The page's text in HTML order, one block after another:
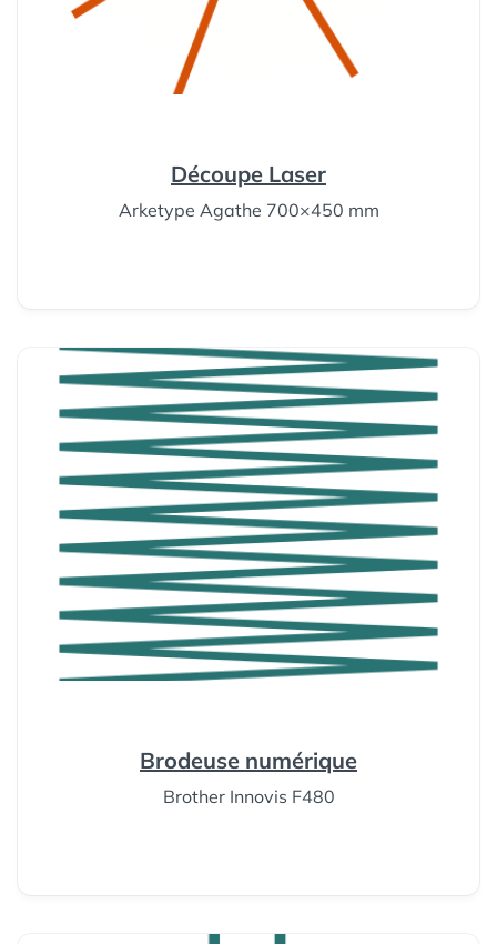
Découpe Laser
Arketype Agathe 700×450 mm
Brodeuse numérique
Brother Innovis F480